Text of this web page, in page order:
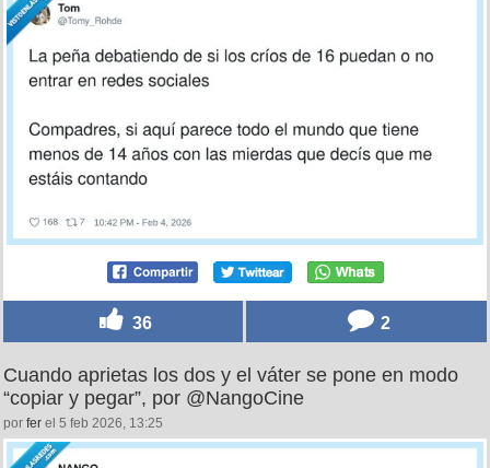
36 2
Cuando aprietas los dos y el váter se pone en modo
“copiar y pegar”, por @NangoCine
por fer el 5 feb 2026, 13:25